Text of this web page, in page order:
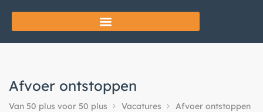
Afvoer ontstoppen
Van 50 plus voor 50 plus Vacatures Afvoer ontstoppen